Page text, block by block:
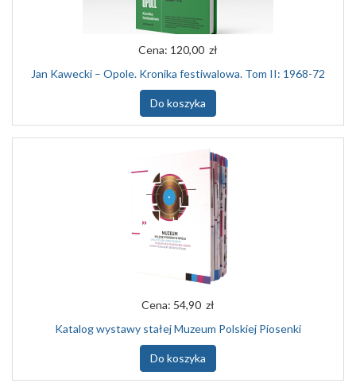
Cena: 120,00 zł
Jan Kawecki – Opole. Kronika festiwalowa. Tom II: 1968-72
Do koszyka
Cena: 54,90 zł
Katalog wystawy stałej Muzeum Polskiej Piosenki
Do koszyka